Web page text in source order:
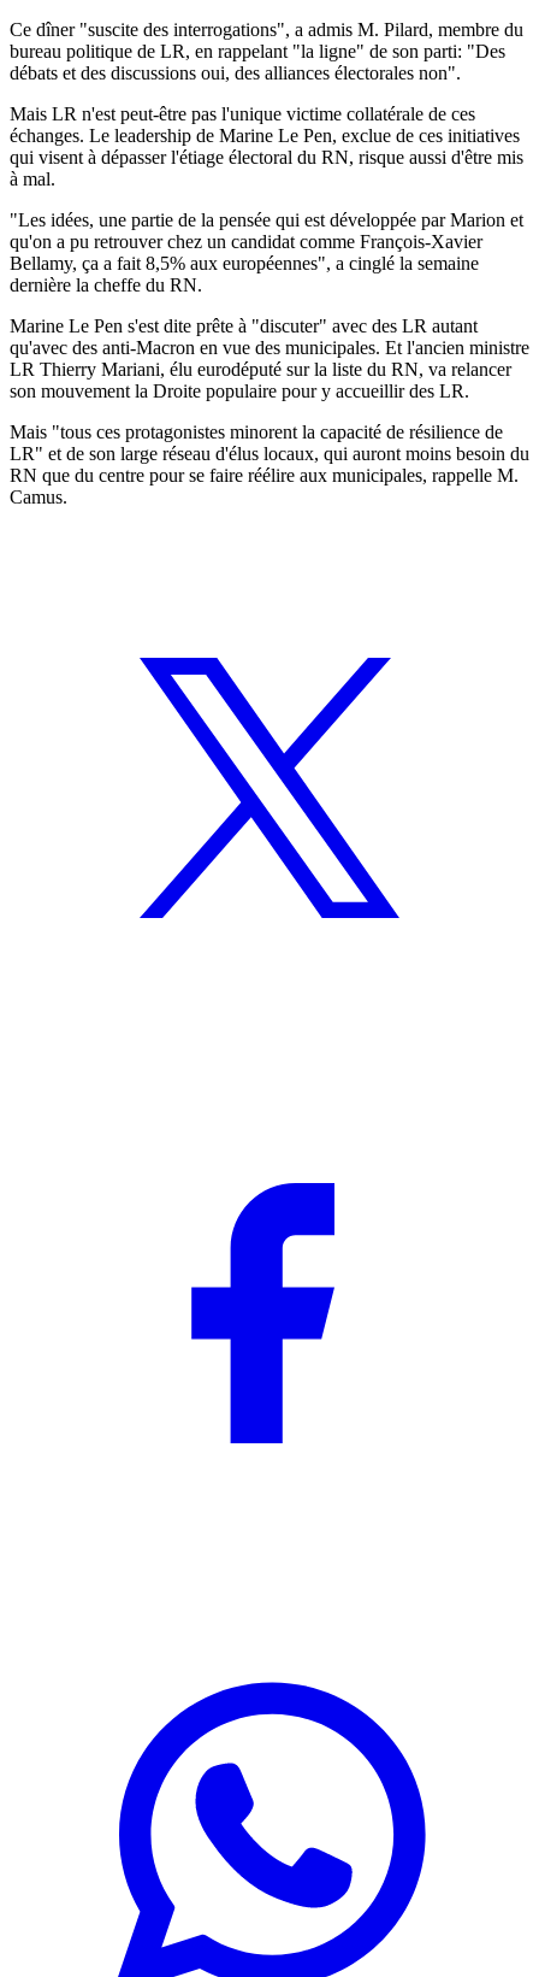
Ce dîner "suscite des interrogations", a admis M. Pilard, membre du
bureau politique de LR, en rappelant "la ligne" de son parti: "Des
débats et des discussions oui, des alliances électorales non".
Mais LR n'est peut-être pas l'unique victime collatérale de ces
échanges. Le leadership de Marine Le Pen, exclue de ces initiatives
qui visent à dépasser l'étiage électoral du RN, risque aussi d'être mis
à mal.
"Les idées, une partie de la pensée qui est développée par Marion et
qu'on a pu retrouver chez un candidat comme François-Xavier
Bellamy, ça a fait 8,5% aux européennes", a cinglé la semaine
dernière la cheffe du RN.
Marine Le Pen s'est dite prête à "discuter" avec des LR autant
qu'avec des anti-Macron en vue des municipales. Et l'ancien ministre
LR Thierry Mariani, élu eurodéputé sur la liste du RN, va relancer
son mouvement la Droite populaire pour y accueillir des LR.
Mais "tous ces protagonistes minorent la capacité de résilience de
LR" et de son large réseau d'élus locaux, qui auront moins besoin du
RN que du centre pour se faire réélire aux municipales, rappelle M.
Camus.